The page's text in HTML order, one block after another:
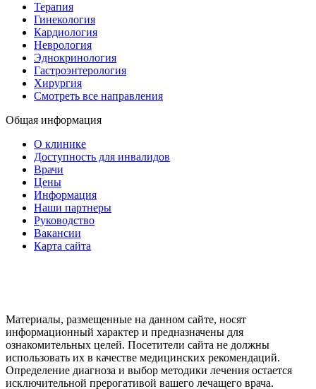
Терапия
Гинекология
Кардиология
Неврология
Эднокринология
Гастроэнтерология
Хирургия
Смотреть все направления
Общая информация
О клинике
Доступность для инвалидов
Врачи
Цены
Информация
Наши партнеры
Руководство
Вакансии
Карта сайта
Материалы, размещенные на данном сайте, носят
информационный характер и предназначены для
ознакомительных целей. Посетители сайта не должны
использовать их в качестве медицинских рекомендаций.
Определение диагноза и выбор методики лечения остается
исключительной прерогативой вашего лечащего врача.